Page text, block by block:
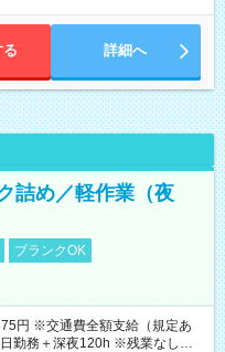
る 詳細へ
詰め／軽作業（夜
ブランクOK
円 ※交通費全額支給（規定あ
勤務＋深夜120h ※残業なしの場